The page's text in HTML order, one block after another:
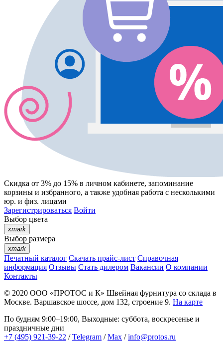
Скидка от 3% до 15% в личном кабинете, запоминание
корзины и избранного, а также удобная работа с несколькими
юр. и физ. лицами
Зарегистрироваться Войти
Выбор цвета
xmark
Выбор размера
xmark
Печатный каталог Скачать прайс-лист Справочная
информация Отзывы Стать дилером Вакансии О компании
Контакты
© 2020 ООО «ПРОТОС и К» Швейная фурнитура со склада в
Москве. Варшавское шоссе, дом 132, строение 9. На карте
По будням 9:00–19:00, Выходные: суббота, воскресенье и
праздничные дни
+7 (495) 921-39-22 /Telegram /Max /info@protos.ru